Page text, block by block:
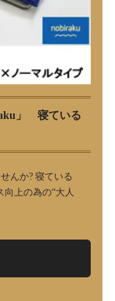
」 寝ている
んか? 寝ている
向上の為の“大人